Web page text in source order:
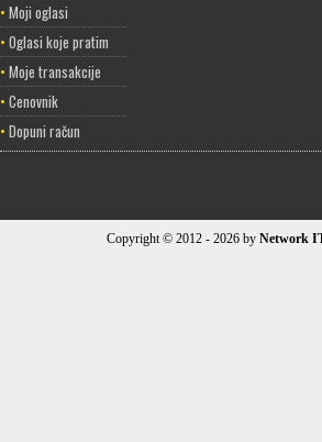
• Moji oglasi
• Oglasi koje pratim
• Moje transakcije
• Cenovnik
• Dopuni račun
Copyright © 2012 - 2026 by Network